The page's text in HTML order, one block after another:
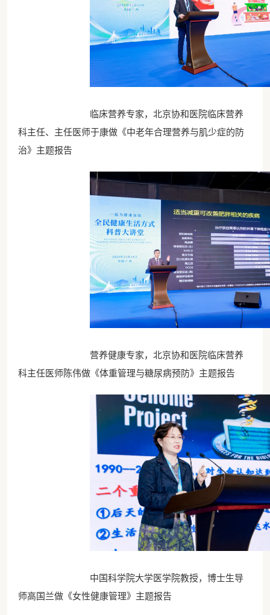
临床营养专家，北京协和医院临床营养
科主任、主任医师于康做《中老年合理营养与肌少症的防
治》主题报告
营养健康专家，北京协和医院临床营养
科主任医师陈伟做《体重管理与糖尿病预防》主题报告
中国科学院大学医学院教授，博士生导
师高国兰做《女性健康管理》主题报告